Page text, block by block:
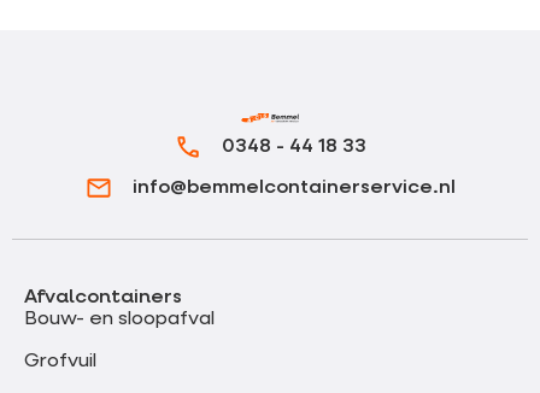
0348 - 44 18 33
info@bemmelcontainerservice.nl
Afvalcontainers
Bouw- en sloopafval
Grofvuil